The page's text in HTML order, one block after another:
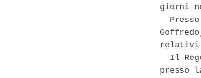
giorni
relativi
Il
presso